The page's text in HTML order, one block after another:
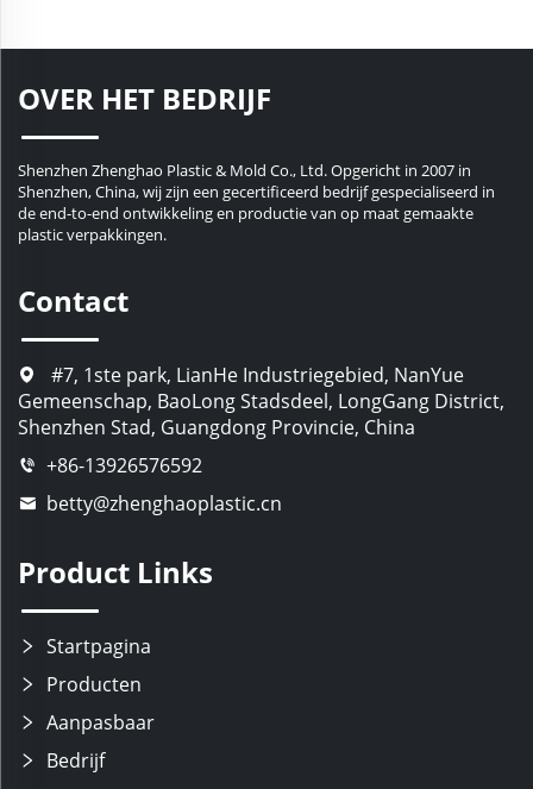
OVER HET BEDRIJF
Shenzhen Zhenghao Plastic & Mold Co., Ltd. Opgericht in 2007 in
Shenzhen, China, wij zijn een gecertificeerd bedrijf gespecialiseerd in
de end-to-end ontwikkeling en productie van op maat gemaakte
plastic verpakkingen.
Contact
#7, 1ste park, LianHe Industriegebied, NanYue
Gemeenschap, BaoLong Stadsdeel, LongGang District,
Shenzhen Stad, Guangdong Provincie, China
+86-13926576592
betty@zhenghaoplastic.cn
Product Links
Startpagina
Producten
Aanpasbaar
Bedrijf